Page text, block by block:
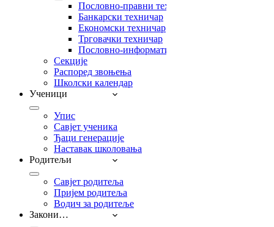
Пословно-правни техничар
Банкарски техничар
Економски техничар
Трговачки техничар
Пословно-информатички техничар
Секције
Распоред звоњења
Школски календар
Ученици
Упис
Савјет ученика
Ђаци генерације
Наставак школовања
Родитељи
Савјет родитеља
Пријем родитеља
Водич за родитеље
Закони…